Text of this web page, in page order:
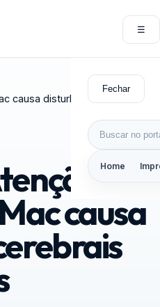
☰
Fechar
Buscar por:
Home
causa disturbios cerebrais em
causa